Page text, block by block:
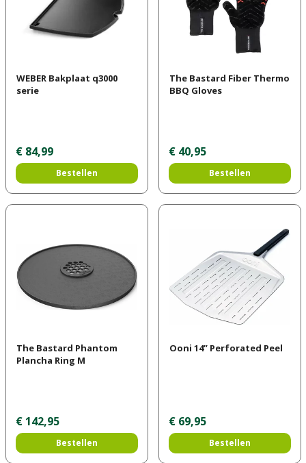
WEBER Bakplaat q3000
serie
€ 84,99
Bestellen
The Bastard Fiber Thermo
BBQ Gloves
€ 40,95
Bestellen
The Bastard Phantom
Plancha Ring M
€ 142,95
Bestellen
Ooni 14” Perforated Peel
€ 69,95
Bestellen